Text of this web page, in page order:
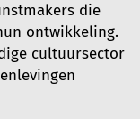
die
ontwikkeling.
cultuursector